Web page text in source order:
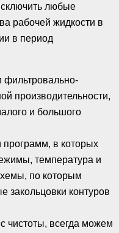
любые
рабочей жидкости в
в период
производительности,
и большого
в которых
температура и
по которым
закольцовки контуров
чистоты, всегда можем